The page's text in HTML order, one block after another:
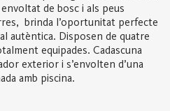
de bosc i als peus
brinda l’oportunitat perfecte
autèntica. Disposen de quatre
equipades. Cadascuna
exterior i s’envolten d’una
amb piscina.